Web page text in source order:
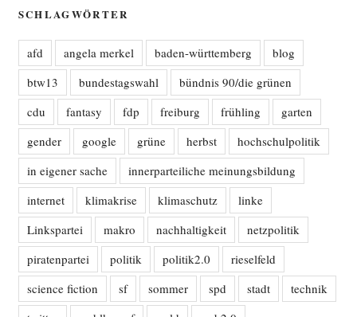
SCHLAGWÖRTER
afd angela merkel baden-württemberg
blog
btw13
bundestagswahl
bündnis 90/die grünen
cdu
fantasy fdp freiburg frühling
garten
gender
google grüne herbst
hochschulpolitik
in eigener sache
innerparteiliche meinungsbildung
internet
klimakrise klimaschutz
linke
Linkspartei
makro nachhaltigkeit
netzpolitik
piratenpartei
politik politik2.0
rieselfeld
science fiction
sf sommer spd stadt
technik